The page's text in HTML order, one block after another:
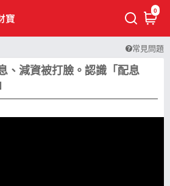
0
常見問題
、減資被打臉。認識「配息